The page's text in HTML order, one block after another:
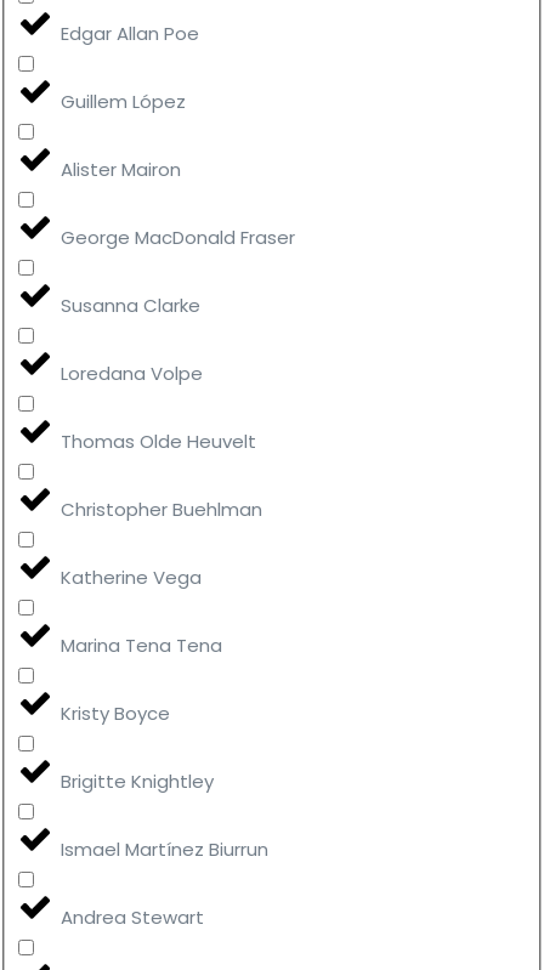
Edgar Allan Poe
Guillem López
Alister Mairon
George MacDonald Fraser
Susanna Clarke
Loredana Volpe
Thomas Olde Heuvelt
Christopher Buehlman
Katherine Vega
Marina Tena Tena
Kristy Boyce
Brigitte Knightley
Ismael Martínez Biurrun
Andrea Stewart